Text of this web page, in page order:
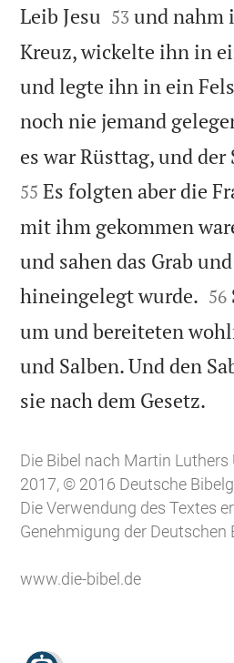
Leib Jesu 

53 und nahm
Kreuz, wickelte ihn in
und legte ihn in ein
noch nie jemand
es war Rüsttag, und der
55 Es folgten aber die
mit ihm gekommen
und sahen das Grab
hineingelegt wurde. 

56
um und bereiteten
und Salben. Und den
sie nach dem Gesetz.
Die Bibel nach Martin
2017, © 2016 Deutsche
Die Verwendung des Textes
Genehmigung der Deutschen
www.die-bibel.de